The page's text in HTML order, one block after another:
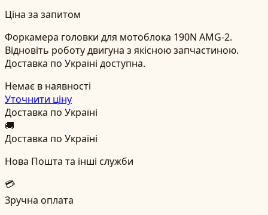
Ціна за запитом
Форкамера головки для мотоблока 190N AMG-2.
Відновіть роботу двигуна з якісною запчастиною.
Доставка по Україні доступна.
Немає в наявності
Уточнити ціну
Доставка по Україні
🚚
Доставка по Україні
Нова Пошта та інші служби
💳
Зручна оплата